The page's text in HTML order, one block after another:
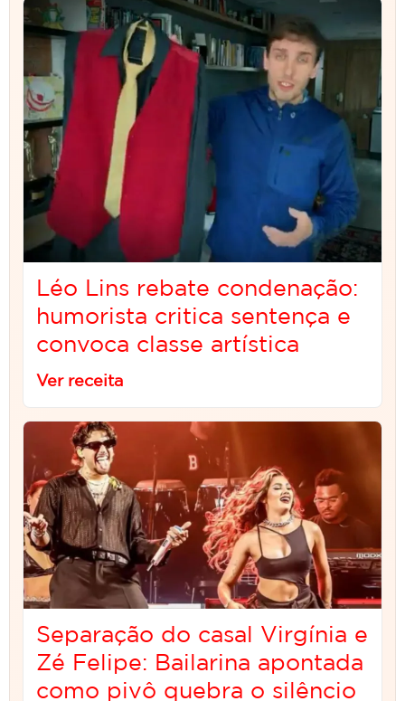
Léo Lins rebate condenação:
humorista critica sentença e
convoca classe artística
Ver receita
Separação do casal Virgínia e
Zé Felipe: Bailarina apontada
como pivô quebra o silêncio